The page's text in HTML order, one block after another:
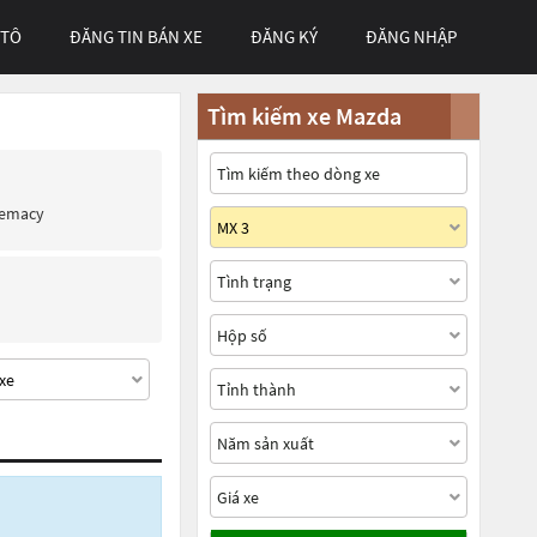
ĐĂNG TIN BÁN XE ĐĂNG KÝ ĐĂNG NHẬP
Tìm kiếm xe Mazda